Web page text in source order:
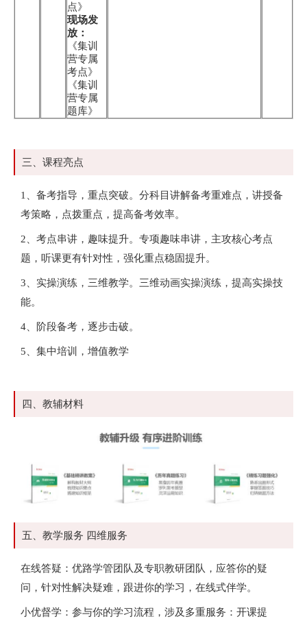
点》
现场发
放：
《集训
营专属
考点》
《集训
营专属
题库》
三、课程亮点
1、备考指导，重点突破。分科目讲解备考重难点，讲授备
考策略，点拨重点，提高备考效率。
2、考点串讲，趣味提升。专项趣味串讲，主攻核心考点
题，听课更有针对性，强化重点稳固提升。
3、实操演练，三维教学。三维动画实操演练，提高实操技
能。
4、阶段备考，逐步击破。
5、集中培训，增值教学
四、教辅材料
五、教学服务 四维服务
在线答疑：优路学管团队及专职教研团队，应答你的疑
问，针对性解决疑难，跟进你的学习，在线式伴学。
小优督学：参与你的学习流程，涉及多重服务：开课提